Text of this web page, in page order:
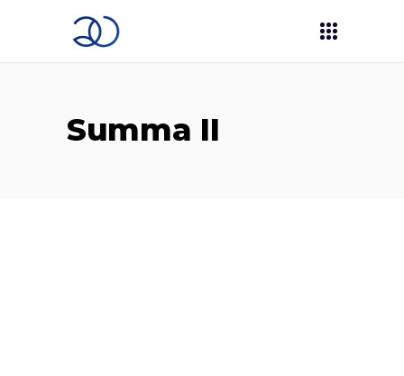
Summa II